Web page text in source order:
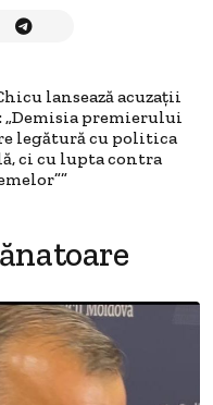
lansează acuzații
„Demisia premierului
legătură cu politica
ci cu lupta contra